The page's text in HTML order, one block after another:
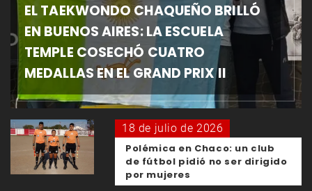
EL TAEKWONDO CHAQUEÑO BRILLÓ
EN BUENOS AIRES: LA ESCUELA
TEMPLE COSECHÓ CUATRO
MEDALLAS EN EL GRAND PRIX II
18 de julio de 2026
Polémica en Chaco: un club
de fútbol pidió no ser dirigido
por mujeres